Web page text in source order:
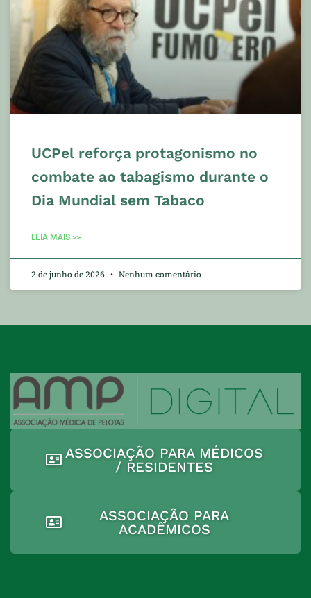
UCPel reforça protagonismo no
combate ao tabagismo durante o
Dia Mundial sem Tabaco
LEIA MAIS >>
2 de junho de 2026 Nenhum comentário
ASSOCIAÇÃO PARA MÉDICOS
/ RESIDENTES
ASSOCIAÇÃO PARA
ACADÊMICOS